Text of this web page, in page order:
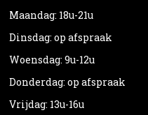
Maandag: 18u-21u
Dinsdag: op afspraak
Woensdag: 9u-12u
Donderdag: op afspraak
Vrijdag: 13u-16u